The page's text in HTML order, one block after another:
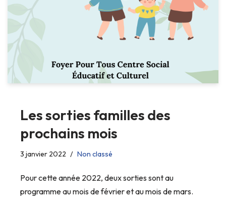
Les sorties familles des
prochains mois
3 janvier 2022 Non classé
Pour cette année 2022, deux sorties sont au
programme au mois de février et au mois de mars.